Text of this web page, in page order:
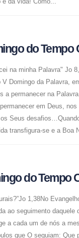
do Tempo
na minha Palavra" Jo
V Domingo da Palavra,
a permanecer na
em Deus, nos
Seus
transfigura-se e a Boa
do Tempo
1,38No
ao seguimento daquele
a cada um de nós a
que O seguiam: Que